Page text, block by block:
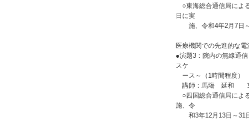
○東海総合通信局によ
日に実
施、令和4年2月7日～
医療機関での先進的な
●演題3：院内の無線通
スケ
ース～（1時間程度）
講師：馬塲 延和 東
○四国総合通信局によ
施、令
和3年12月13日～31日